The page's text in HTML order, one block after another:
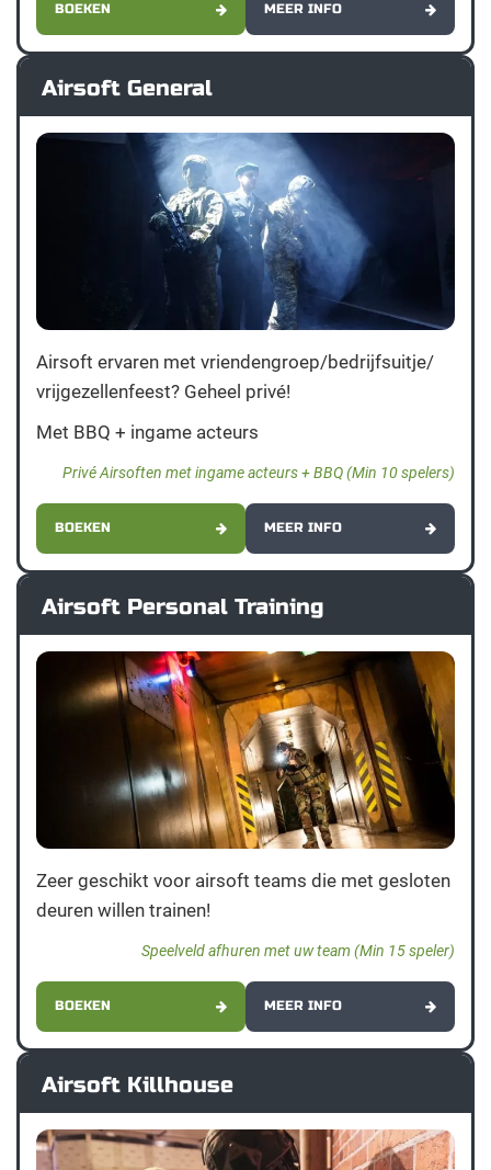
BOEKEN MEER INFO
Airsoft General
Airsoft ervaren met vriendengroep/bedrijfsuitje/
vrijgezellenfeest? Geheel privé!
Met BBQ + ingame acteurs
Privé Airsoften met ingame acteurs + BBQ (Min 10 spelers)
BOEKEN MEER INFO
Airsoft Personal Training
Zeer geschikt voor airsoft teams die met gesloten
deuren willen trainen!
Speelveld afhuren met uw team (Min 15 speler)
BOEKEN MEER INFO
Airsoft Killhouse